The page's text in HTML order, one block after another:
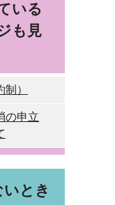
いる
も見
）
の申立
とき